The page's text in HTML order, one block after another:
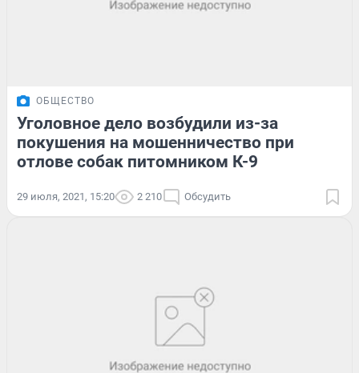
ОБЩЕСТВО
Уголовное дело возбудили из-за
покушения на мошенничество при
отлове собак питомником К-9
29 июля, 2021, 15:20 2 210 Обсудить